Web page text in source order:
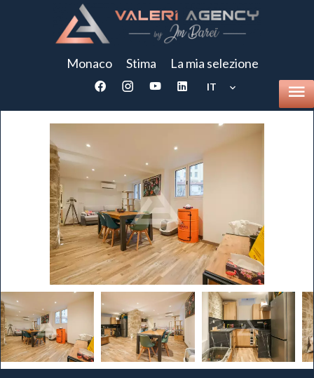
Monaco Stima La mia selezione
IT